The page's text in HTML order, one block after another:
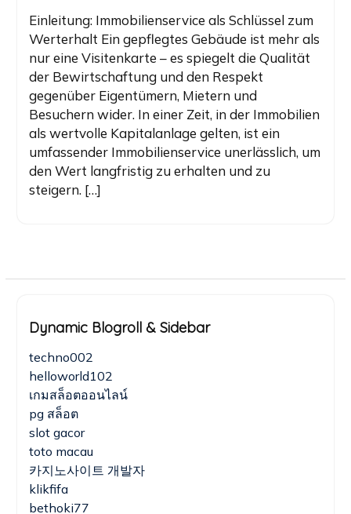
Einleitung: Immobilienservice als Schlüssel zum
Werterhalt Ein gepflegtes Gebäude ist mehr als
nur eine Visitenkarte – es spiegelt die Qualität
der Bewirtschaftung und den Respekt
gegenüber Eigentümern, Mietern und
Besuchern wider. In einer Zeit, in der Immobilien
als wertvolle Kapitalanlage gelten, ist ein
umfassender Immobilienservice unerlässlich, um
den Wert langfristig zu erhalten und zu
steigern. […]
Dynamic Blogroll & Sidebar
techno002
helloworld102
เกมสล็อตออนไลน์
pg สล็อต
slot gacor
toto macau
카지노사이트 개발자
klikfifa
bethoki77